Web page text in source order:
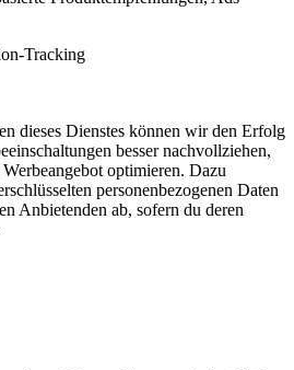
Tracking
dieses Dienstes können wir den Erfolg
besser nachvollziehen,
optimieren. Dazu
personenbezogenen Daten
Anbietenden ab, sofern du deren